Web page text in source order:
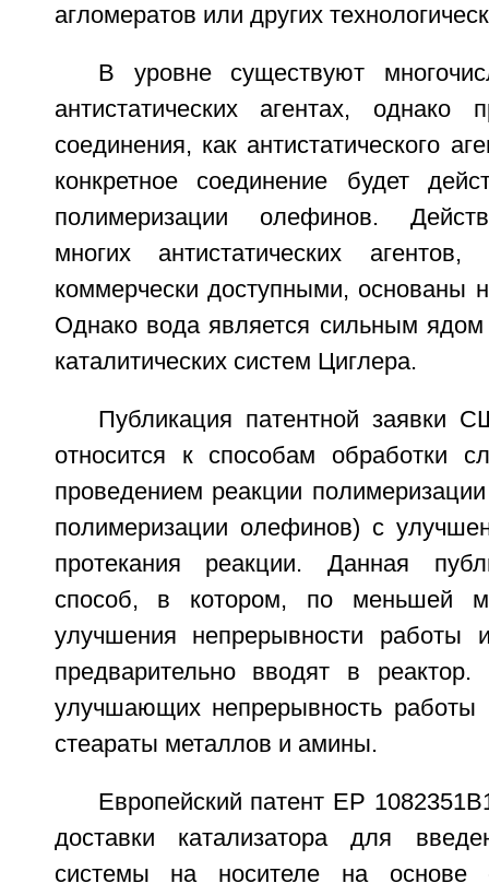
агломератов или других
В уровне существуют
антистатических агентах, однако
соединения, как антистатического
конкретное соединение будет
полимеризации олефинов.
многих антистатических
коммерчески доступными, основаны
Однако вода является сильным
каталитических систем Циглера.
Публикация патентной заявки
относится к способам обработки
проведением реакции
полимеризации олефинов) с
протекания реакции. Данная
способ, в котором, по меньшей
улучшения непрерывности работы
предварительно вводят в
улучшающих непрерывность работы
стеараты металлов и амины.
Европейский патент ЕР
доставки катализатора для
системы на носителе на основе